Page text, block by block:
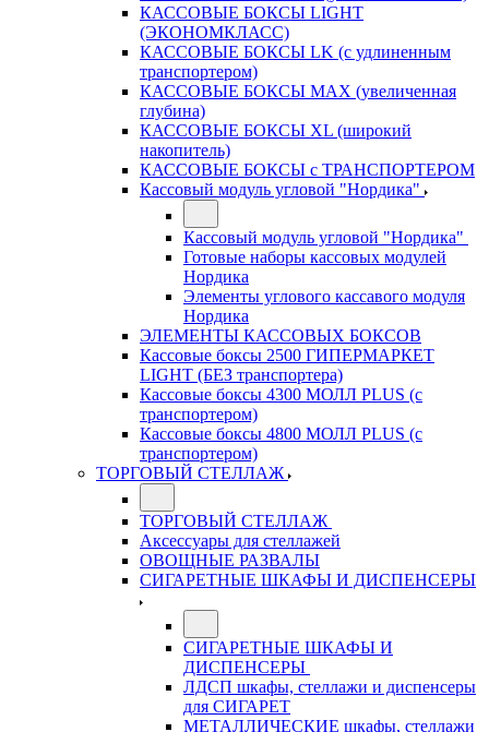
КАССОВЫЕ БОКСЫ LIGHT
(ЭКОНОМКЛАСС)
КАССОВЫЕ БОКСЫ LK (с удлиненным
транспортером)
КАССОВЫЕ БОКСЫ MAX (увеличенная
глубина)
КАССОВЫЕ БОКСЫ XL (широкий
накопитель)
КАССОВЫЕ БОКСЫ с ТРАНСПОРТЕРОМ
Кассовый модуль угловой "Нордика"
Кассовый модуль угловой "Нордика"
Готовые наборы кассовых модулей
Нордика
Элементы углового кассавого модуля
Нордика
ЭЛЕМЕНТЫ КАССОВЫХ БОКСОВ
Кассовые боксы 2500 ГИПЕРМАРКЕТ
LIGHT (БЕЗ транспортера)
Кассовые боксы 4300 МОЛЛ PLUS (с
транспортером)
Кассовые боксы 4800 МОЛЛ PLUS (с
транспортером)
ТОРГОВЫЙ СТЕЛЛАЖ
ТОРГОВЫЙ СТЕЛЛАЖ
Аксессуары для стеллажей
ОВОЩНЫЕ РАЗВАЛЫ
СИГАРЕТНЫЕ ШКАФЫ И ДИСПЕНСЕРЫ
СИГАРЕТНЫЕ ШКАФЫ И
ДИСПЕНСЕРЫ
ЛДСП шкафы, стеллажи и диспенсеры
для СИГАРЕТ
МЕТАЛЛИЧЕСКИЕ шкафы, стеллажи